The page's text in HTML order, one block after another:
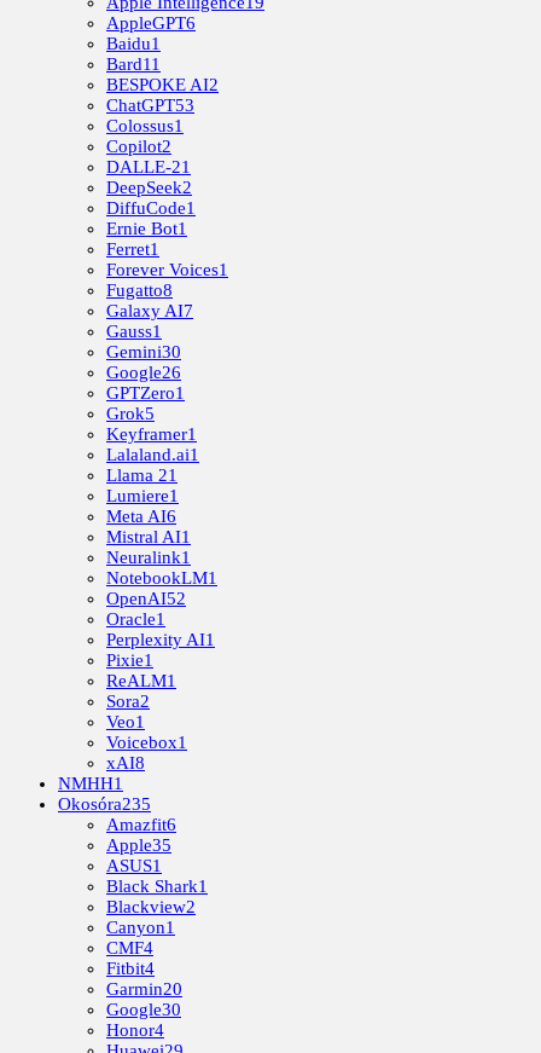
AppleGPT6
Baidu1
Bard11
BESPOKE AI2
ChatGPT53
Colossus1
Copilot2
DALLE-21
DeepSeek2
DiffuCode1
Ernie Bot1
Ferret1
Forever Voices1
Fugatto8
Galaxy AI7
Gauss1
Gemini30
Google26
GPTZero1
Grok5
Keyframer1
Lalaland.ai1
Llama 21
Lumiere1
Meta AI6
Mistral AI1
Neuralink1
NotebookLM1
OpenAI52
Oracle1
Perplexity AI1
Pixie1
ReALM1
Sora2
Veo1
Voicebox1
xAI8
NMHH1
Okosóra235
Amazfit6
Apple35
ASUS1
Black Shark1
Blackview2
Canyon1
CMF4
Fitbit4
Garmin20
Google30
Honor4